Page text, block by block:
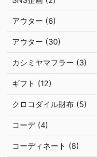
アウター (6)
アウター (30)
カシミヤマフラー (3)
ギフト (12)
クロコダイル財布 (5)
コーデ (4)
コーディネート (8)